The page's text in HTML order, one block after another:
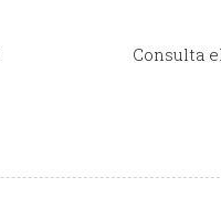
Consulta